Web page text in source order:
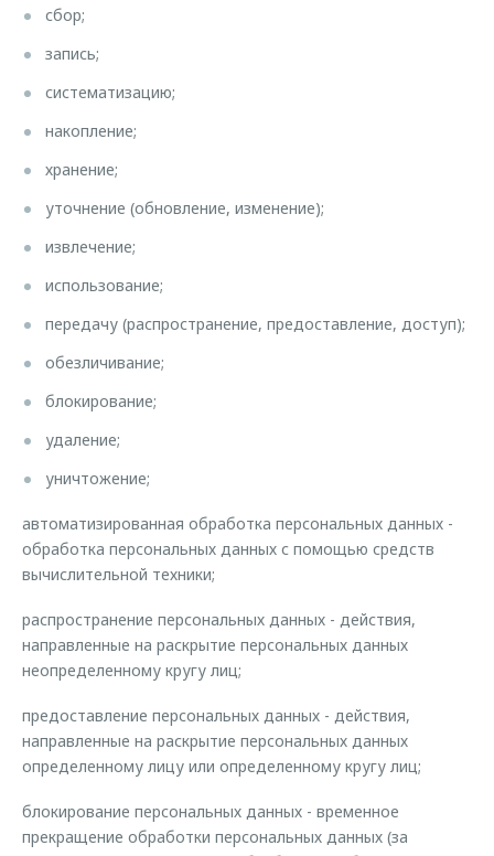
сбор;
запись;
систематизацию;
накопление;
хранение;
уточнение (обновление, изменение);
извлечение;
использование;
передачу (распространение, предоставление, доступ);
обезличивание;
блокирование;
удаление;
уничтожение;
автоматизированная обработка персональных данных -
обработка персональных данных с помощью средств
вычислительной техники;
распространение персональных данных - действия,
направленные на раскрытие персональных данных
неопределенному кругу лиц;
предоставление персональных данных - действия,
направленные на раскрытие персональных данных
определенному лицу или определенному кругу лиц;
блокирование персональных данных - временное
прекращение обработки персональных данных (за